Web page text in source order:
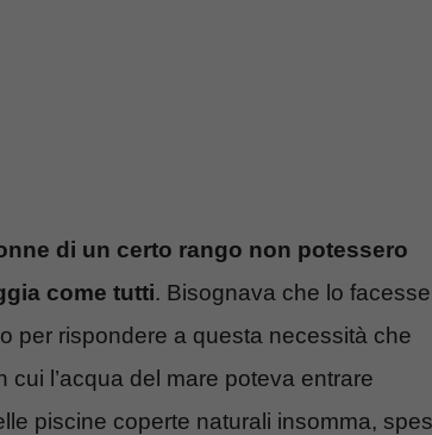
di un certo rango non potessero
come tutti. Bisognava che lo
per rispondere a questa necessità che
cui l’acqua del mare poteva entrare
piscine coperte naturali insomma,